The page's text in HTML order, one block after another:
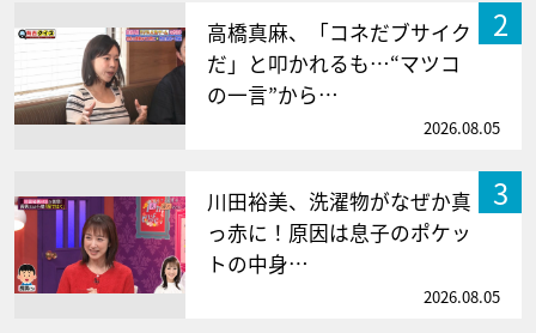
2
高橋真麻、「コネだブサイク
だ」と叩かれるも…“マツコ
の一言”から…
2026.08.05
3
川田裕美、洗濯物がなぜか真
っ赤に！原因は息子のポケッ
トの中身…
2026.08.05